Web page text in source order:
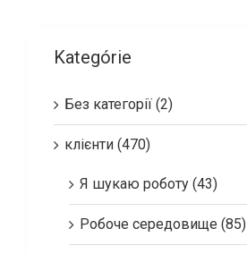
Kategórie
Без категорії (2)
клієнти (470)
Я шукаю роботу (43)
Робоче середовище (85)